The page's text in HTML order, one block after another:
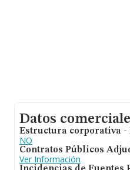
Datos
Estructura corporativa -
NO
Contratos Públicos
Ver Información